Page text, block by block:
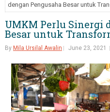
dengan Pengusaha Besar untuk
UMKM Perlu Sinergi
Besar untuk
By Mila Ursilal Awalin June 23, 2021